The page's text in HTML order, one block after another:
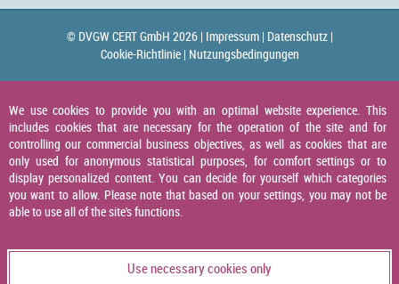
© DVGW CERT GmbH 2026 | Impressum | Datenschutz |
Cookie-Richtlinie | Nutzungsbedingungen
We use cookies to provide you with an optimal website experience. This
includes cookies that are necessary for the operation of the site and for
controlling our commercial business objectives, as well as cookies that are
only used for anonymous statistical purposes, for comfort settings or to
display personalized content. You can decide for yourself which categories
you want to allow. Please note that based on your settings, you may not be
able to use all of the site's functions.
Use necessary cookies only